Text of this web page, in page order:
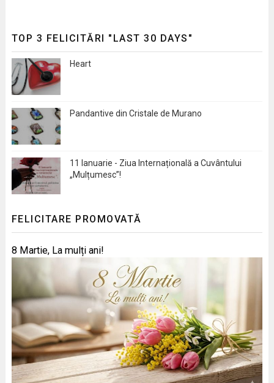
TOP 3 FELICITĂRI "LAST 30 DAYS"
Heart
Pandantive din Cristale de Murano
11 Ianuarie - Ziua Internațională a Cuvântului
„Mulțumesc”!
FELICITARE PROMOVATĂ
8 Martie, La mulți ani!